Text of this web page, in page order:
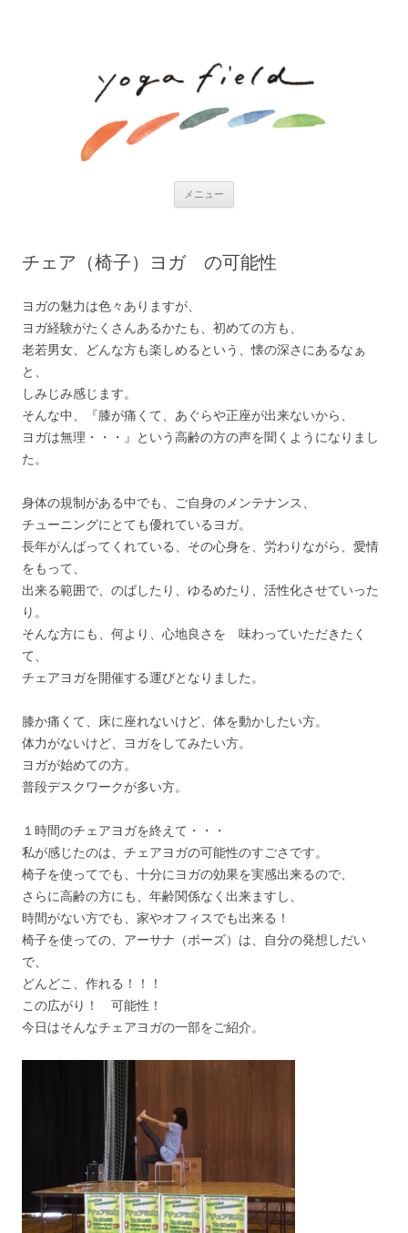
メニュー
チェア（椅子）ヨガ の可能性
ヨガの魅力は色々ありますが、
ヨガ経験がたくさんあるかたも、初めての方も、
老若男女、どんな方も楽しめるという、懐の深さにあるなぁ
と、
しみじみ感じます。
そんな中、『膝が痛くて、あぐらや正座が出来ないから、
ヨガは無理・・・』という高齢の方の声を聞くようになりまし
た。
身体の規制がある中でも、ご自身のメンテナンス、
チューニングにとても優れているヨガ。
長年がんばってくれている、その心身を、労わりながら、愛情
をもって、
出来る範囲で、のばしたり、ゆるめたり、活性化させていった
り。
そんな方にも、何より、心地良さを 味わっていただきたく
て、
チェアヨガを開催する運びとなりました。
膝か痛くて、床に座れないけど、体を動かしたい方。
体力がないけど、ヨガをしてみたい方。
ヨガが始めての方。
普段デスクワークが多い方。
１時間のチェアヨガを終えて・・・
私が感じたのは、チェアヨガの可能性のすごさです。
椅子を使ってでも、十分にヨガの効果を実感出来るので、
さらに高齢の方にも、年齢関係なく出来ますし、
時間がない方でも、家やオフィスでも出来る！
椅子を使っての、アーサナ（ポーズ）は、自分の発想しだい
で、
どんどこ、作れる！！！
この広がり！ 可能性！
今日はそんなチェアヨガの一部をご紹介。